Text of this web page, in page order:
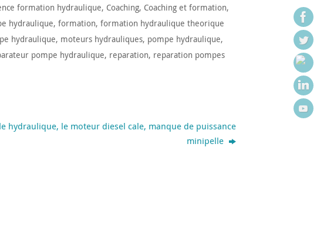
formation hydraulique, Coaching, Coaching et formation,
hydraulique, formation, formation hydraulique theorique
hydraulique, moteurs hydrauliques, pompe hydraulique,
pompe hydraulique, reparation, reparation pompes
hydraulique, le moteur diesel cale, manque de puissance
minipelle